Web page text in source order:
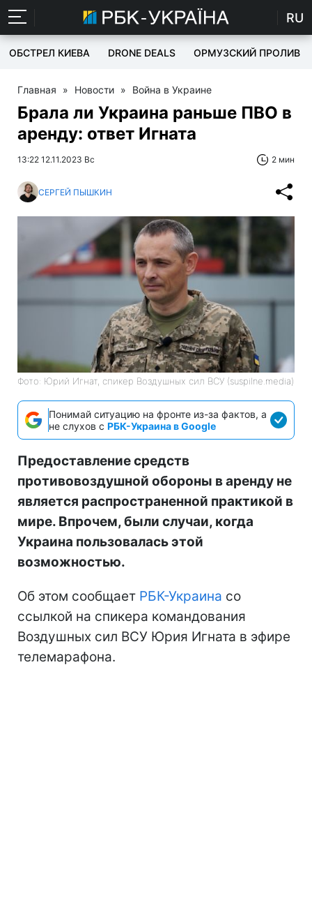
RU
ОБСТРЕЛ КИЕВА DRONE DEALS ОРМУЗСКИЙ ПРОЛИВ
Главная » Новости » Война в Украине
Брала ли Украина раньше ПВО в
аренду: ответ Игната
13:22 12.11.2023 Вс 2 мин
СЕРГЕЙ ПЫШКИН
Фото: Юрий Игнат, спикер Воздушных сил ВСУ (suspilne.media)
Понимай ситуацию на фронте из-за фактов, а
не слухов с РБК-Украина в Google
Предоставление средств
противовоздушной обороны в аренду не
является распространенной практикой в
мире. Впрочем, были случаи, когда
Украина пользовалась этой
возможностью.
Об этом сообщает РБК-Украина со
ссылкой на спикера командования
Воздушных сил ВСУ Юрия Игната в эфире
телемарафона.